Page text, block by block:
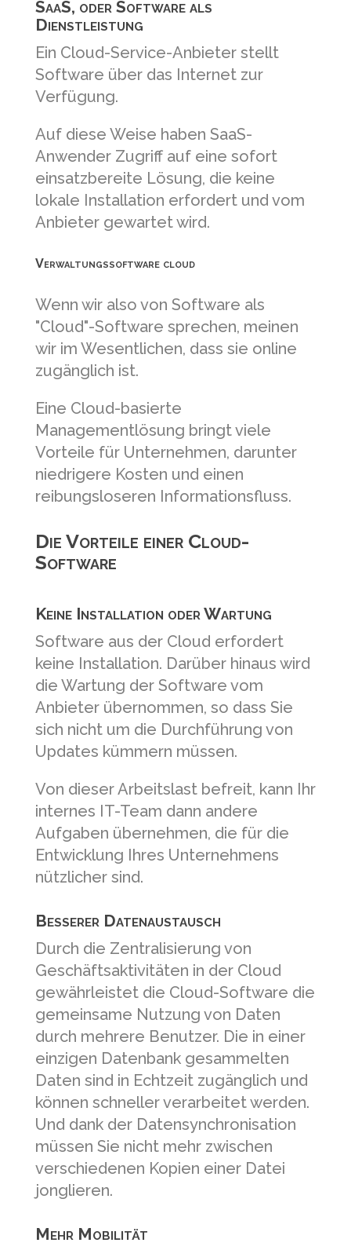
SaaS, oder Software als
Dienstleistung
Ein Cloud-Service-Anbieter stellt
Software über das Internet zur
Verfügung.
Auf diese Weise haben SaaS-
Anwender Zugriff auf eine sofort
einsatzbereite Lösung, die keine
lokale Installation erfordert und vom
Anbieter gewartet wird.
Verwaltungssoftware cloud
Wenn wir also von Software als
"Cloud"-Software sprechen, meinen
wir im Wesentlichen, dass sie online
zugänglich ist.
Eine Cloud-basierte
Managementlösung bringt viele
Vorteile für Unternehmen, darunter
niedrigere Kosten und einen
reibungsloseren Informationsfluss.
Die Vorteile einer Cloud-
Software
Keine Installation oder Wartung
Software aus der Cloud erfordert
keine Installation. Darüber hinaus wird
die Wartung der Software vom
Anbieter übernommen, so dass Sie
sich nicht um die Durchführung von
Updates kümmern müssen.
Von dieser Arbeitslast befreit, kann Ihr
internes IT-Team dann andere
Aufgaben übernehmen, die für die
Entwicklung Ihres Unternehmens
nützlicher sind.
Besserer Datenaustausch
Durch die Zentralisierung von
Geschäftsaktivitäten in der Cloud
gewährleistet die Cloud-Software die
gemeinsame Nutzung von Daten
durch mehrere Benutzer. Die in einer
einzigen Datenbank gesammelten
Daten sind in Echtzeit zugänglich und
können schneller verarbeitet werden.
Und dank der Datensynchronisation
müssen Sie nicht mehr zwischen
verschiedenen Kopien einer Datei
jonglieren.
Mehr Mobilität